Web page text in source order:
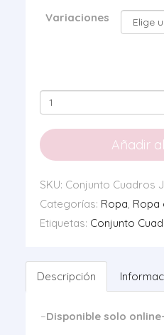
Variaciones
Conjunto
Cuadros
Jesusito
052
Añadir
SKU: Conjunto Cuadros
Categorías: Ropa, Ropa
Etiquetas: Conjunto
Descripción
–Disponible solo online-